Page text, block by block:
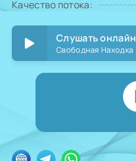
Качество потока:
Слушать онлайн
Свободная Находка